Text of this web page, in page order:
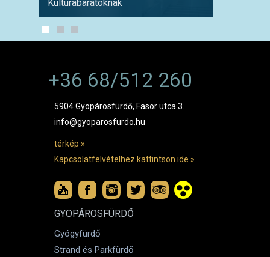
Kultúrabarátoknak
+36 68/512 260
5904 Gyopárosfürdő, Fasor utca 3.
info@gyoparosfurdo.hu
térkép »
Kapcsolatfelvételhez kattintson ide »
GYOPÁROSFÜRDŐ
Gyógyfürdő
Strand és Parkfürdő